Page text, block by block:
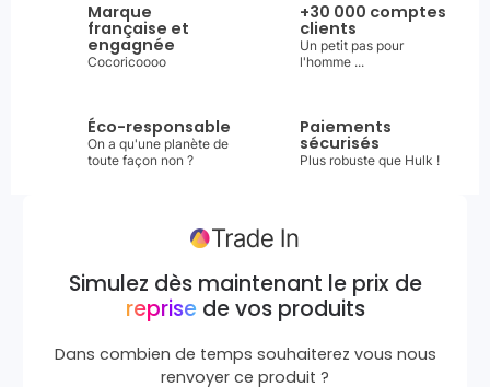
Marque
française et
engagnée
Cocoricoooo
+30 000 comptes
clients
Un petit pas pour
l'homme ...
Éco-responsable
On a qu'une planète de
toute façon non ?
Paiements
sécurisés
Plus robuste que Hulk !
Simulez dès maintenant le prix de
reprisede vos produits
Dans combien de temps souhaiterez vous nous
renvoyer ce produit ?